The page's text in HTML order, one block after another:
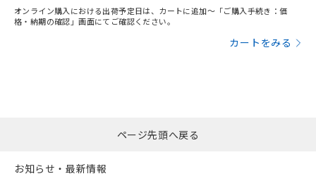
オンライン購入における出荷予定日は、カートに追加～「ご購入手続き：価
格・納期の確認」画面にてご確認ください。
カートをみる
ページ先頭へ戻る
お知らせ・最新情報